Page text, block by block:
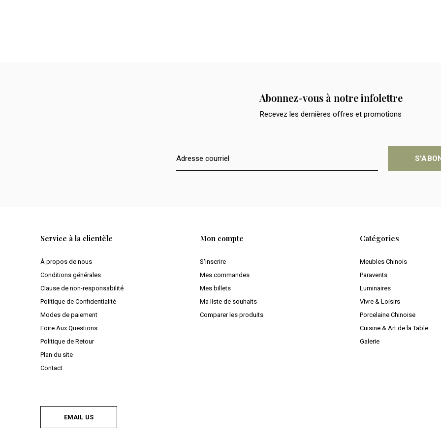
Abonnez-vous à notre infolettre
Recevez les dernières offres et promotions
Service à la clientèle
À propos de nous
Conditions générales
Clause de non-responsabilité
Politique de Confidentialité
Modes de paiement
Foire Aux Questions
Politique de Retour
Plan du site
Contact
Mon compte
S'inscrire
Mes commandes
Mes billets
Ma liste de souhaits
Comparer les produits
Catégories
Meubles Chinois
Paravents
Luminaires
Vivre & Loisirs
Porcelaine Chinoise
Cuisine & Art de la Table
Galerie
EMAIL US